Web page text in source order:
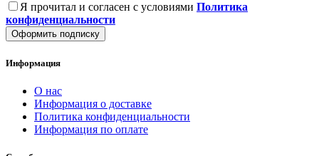
Я прочитал и согласен с условиями Политика
конфиденциальности
Оформить подписку
Информация
О нас
Информация о доставке
Политика конфиденциальности
Информация по оплате